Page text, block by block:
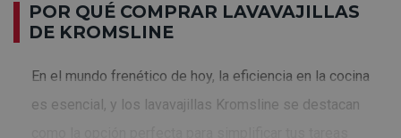
POR QUÉ COMPRAR LAVAVAJILLAS
DE KROMSLINE
En el mundo frenético de hoy, la eficiencia en la cocina
es esencial, y los lavavajillas Kromsline se destacan